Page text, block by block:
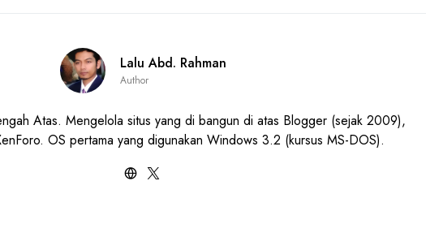
Lalu Abd. Rahman
Author
Atas. Mengelola situs yang di bangun di atas Blogger (sejak 2009),
OS pertama yang digunakan Windows 3.2 (kursus MS-DOS).